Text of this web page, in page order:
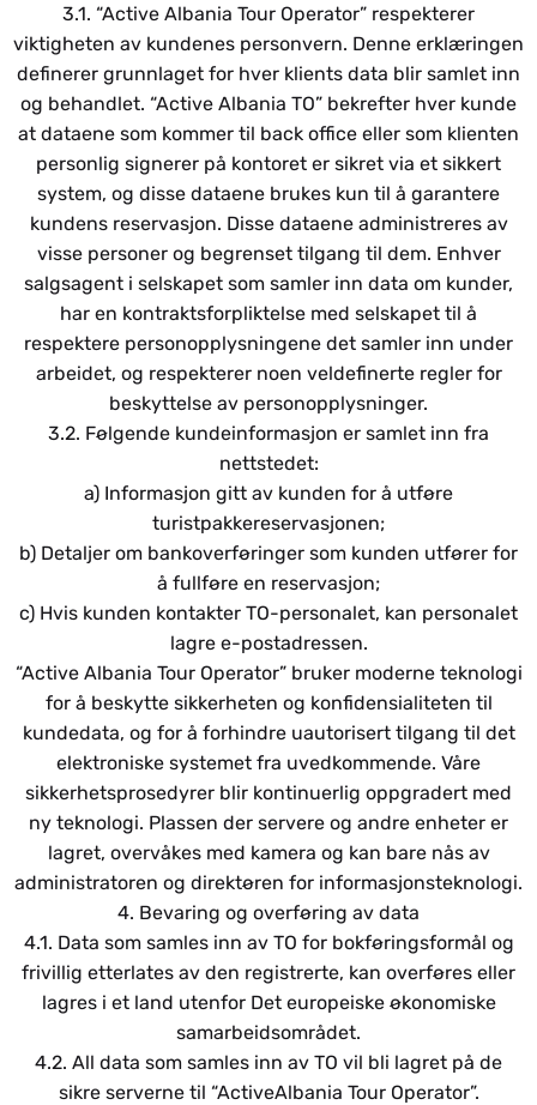
3.1. “Active Albania Tour Operator” respekterer
viktigheten av kundenes personvern. Denne erklæringen
definerer grunnlaget for hver klients data blir samlet inn
og behandlet. “Active Albania TO” bekrefter hver kunde
at dataene som kommer til back office eller som klienten
personlig signerer på kontoret er sikret via et sikkert
system, og disse dataene brukes kun til å garantere
kundens reservasjon. Disse dataene administreres av
visse personer og begrenset tilgang til dem. Enhver
salgsagent i selskapet som samler inn data om kunder,
har en kontraktsforpliktelse med selskapet til å
respektere personopplysningene det samler inn under
arbeidet, og respekterer noen veldefinerte regler for
beskyttelse av personopplysninger.
3.2. Følgende kundeinformasjon er samlet inn fra
nettstedet:
a) Informasjon gitt av kunden for å utføre
turistpakkereservasjonen;
b) Detaljer om bankoverføringer som kunden utfører for
å fullføre en reservasjon;
c) Hvis kunden kontakter TO-personalet, kan personalet
lagre e-postadressen.
“Active Albania Tour Operator” bruker moderne teknologi
for å beskytte sikkerheten og konfidensialiteten til
kundedata, og for å forhindre uautorisert tilgang til det
elektroniske systemet fra uvedkommende. Våre
sikkerhetsprosedyrer blir kontinuerlig oppgradert med
ny teknologi. Plassen der servere og andre enheter er
lagret, overvåkes med kamera og kan bare nås av
administratoren og direktøren for informasjonsteknologi.
4. Bevaring og overføring av data
4.1. Data som samles inn av TO for bokføringsformål og
frivillig etterlates av den registrerte, kan overføres eller
lagres i et land utenfor Det europeiske økonomiske
samarbeidsområdet.
4.2. All data som samles inn av TO vil bli lagret på de
sikre serverne til “ActiveAlbania Tour Operator”.